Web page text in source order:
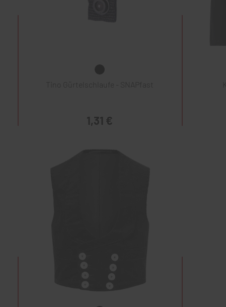
Tino Gürtelschlaufe - SNAPfast
1,31 €